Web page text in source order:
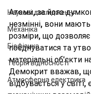
Наукові дослідження
Механіка
Біофізика
Теорія відносності
Атмосферна електрика
Атоми, за його
незмінні, вони
розміри, що
поєднуватися та
матеріальні об'єкти
Демокрит вважав,
відбувається у